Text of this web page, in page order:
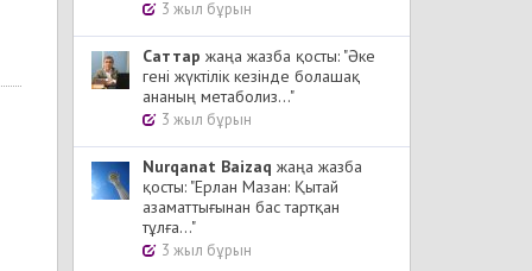
3 жыл бұрын
Cаттар жаңа жазба қосты: "Әке
гені жүктілік кезінде болашақ
ананың метаболиз..."
3 жыл бұрын
Nurqanat Baizaq жаңа жазба
қосты: "Ерлан Мазан: Қытай
азаматтығынан бас тартқан
тұлға..."
3 жыл бұрын